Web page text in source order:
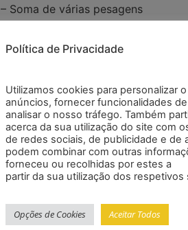
– Soma de várias pesagens
– Percentagem de comparação de
– Filtro ajustável (tempo de reação)
– Função de pesagem de animais
– Memória do valor de tara
– Pesagem de formulação (receitas)
– Desconexão automática ajustável
– Tecla bruto / líquido na tela
– Menu livremente ajustável
– Opcional: USB, LAN, 4-20 mA, 0-
Especificações
Política de Privacidade
Utilizamos cookies para personalizar
anúncios, fornecer funcionalidades
analisar o nosso tráfego. Também
acerca da sua utilização do site com
de redes sociais, de publicidade e de
podem combinar com outras
forneceu ou recolhidas por estes a
partir da sua utilização dos respetivos
Opções de Cookies Aceitar Todos